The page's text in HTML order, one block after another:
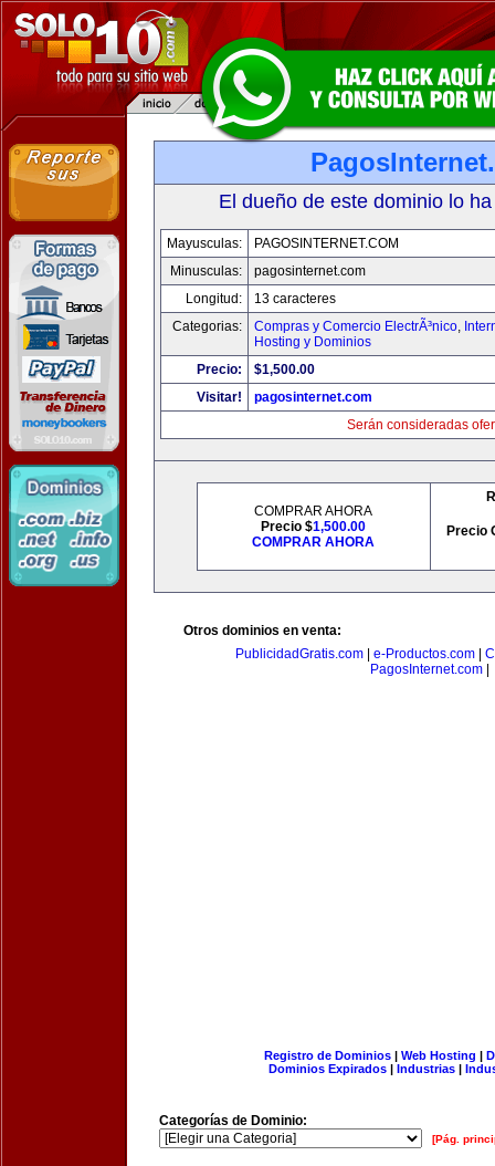
El dueño de este dominio lo
Mayusculas:
PAGOSINTERNET.COM
Minusculas:
pagosinternet.com
Longitud:
13 caracteres
Categorias:
Compras y Comercio ElectrÃ³nico,
Hosting y Dominios
Precio:
$1,500.00
Visitar!
pagosinternet.com
Serán consideradas
COMPRAR AHORA
Precio $1,500.00
COMPRAR AHORA
Precio
Otros dominios en venta:
PublicidadGratis.com
e-Productos.com
PagosInternet.com
Registro de Dominios| Web Hosting |
Dominios Expirados | Industrias |
Categorías de Dominio:
[Pág.